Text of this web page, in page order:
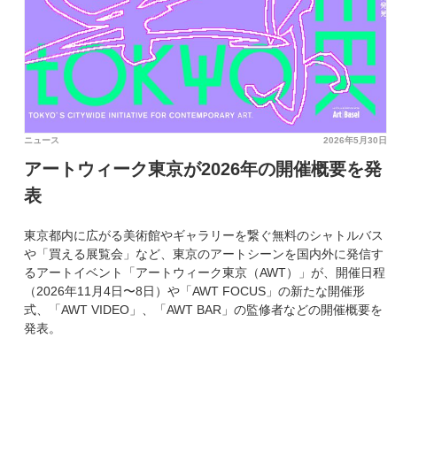
2026年5月30日
ニュース
アートウィーク東京が2026年の開催概要を発
表
東京都内に広がる美術館やギャラリーを繋ぐ無料のシャトルバス
や「買える展覧会」など、東京のアートシーンを国内外に発信す
るアートイベント「アートウィーク東京（AWT）」が、開催日程
（2026年11月4日〜8日）や「AWT FOCUS」の新たな開催形
式、「AWT VIDEO」、「AWT BAR」の監修者などの開催概要を
発表。